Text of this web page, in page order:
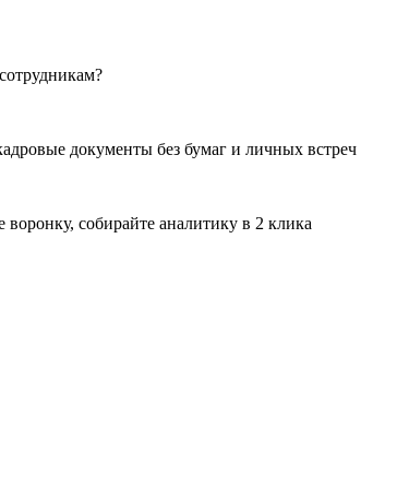
документы без бумаг и личных встреч
собирайте аналитику в 2 клика